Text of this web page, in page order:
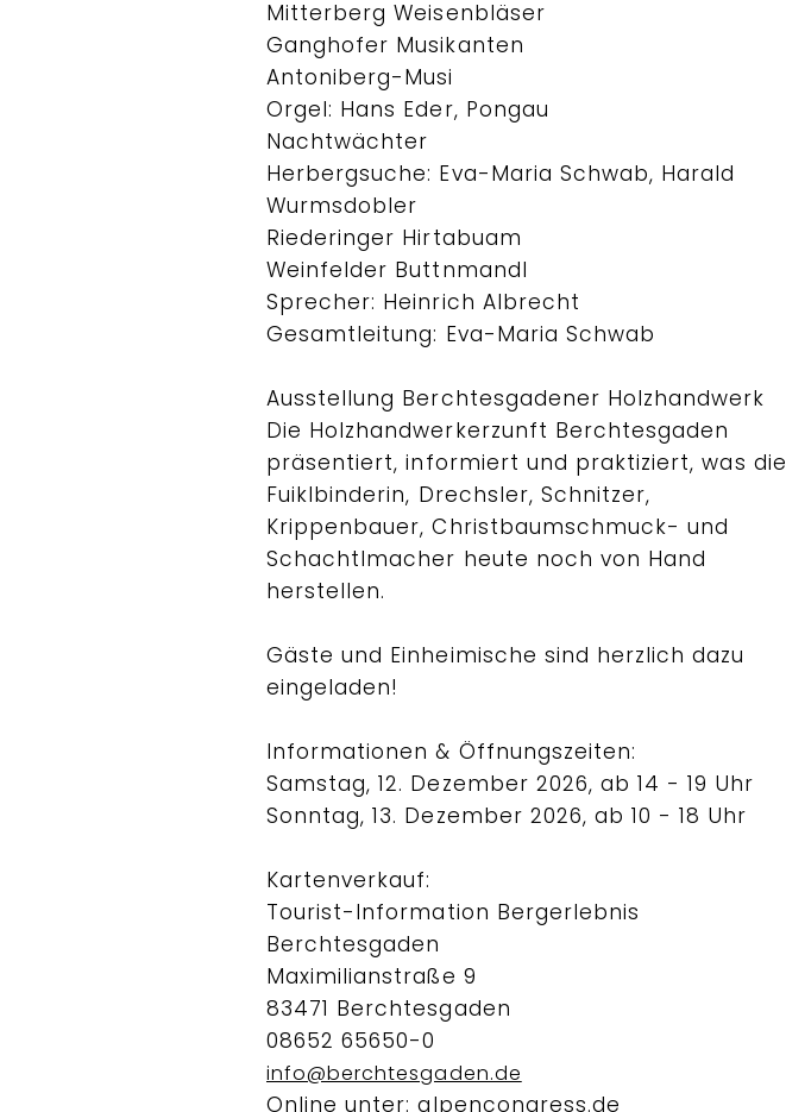
Mitterberg Weisenbläser
Ganghofer Musikanten
Antoniberg-Musi
Orgel: Hans Eder, Pongau
Nachtwächter
Herbergsuche: Eva-Maria Schwab, Harald
Wurmsdobler
Riederinger Hirtabuam
Weinfelder Buttnmandl
Sprecher: Heinrich Albrecht
Gesamtleitung: Eva-Maria Schwab
Ausstellung Berchtesgadener Holzhandwerk
Die Holzhandwerkerzunft Berchtesgaden
präsentiert, informiert und praktiziert, was die
Fuiklbinderin, Drechsler, Schnitzer,
Krippenbauer, Christbaumschmuck- und
Schachtlmacher heute noch von Hand
herstellen.
Gäste und Einheimische sind herzlich dazu
eingeladen!
Informationen & Öffnungszeiten:
Samstag, 12. Dezember 2026, ab 14 - 19 Uhr
Sonntag, 13. Dezember 2026, ab 10 - 18 Uhr
Kartenverkauf:
Tourist-Information Bergerlebnis
Berchtesgaden
Maximilianstraße 9
83471 Berchtesgaden
08652 65650-0
info@berchtesgaden.de
Online unter: alpencongress.de